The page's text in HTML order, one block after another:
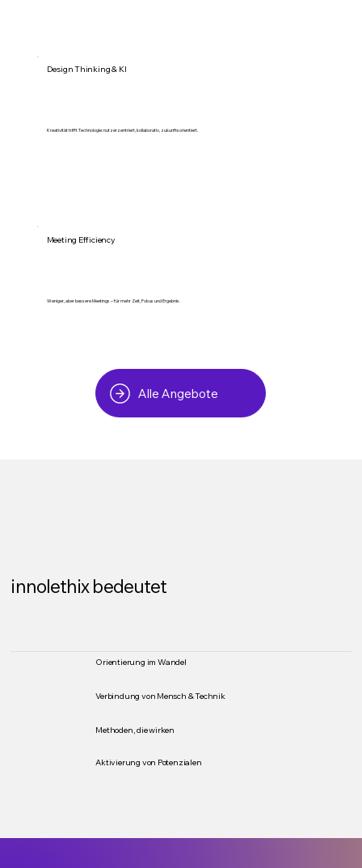
Kreativität trifft Technologie: nutzerzentriert, kollaborativ, zukunftsorientiert.
Design Thinking & KI
Weniger, aber bessere Meetings – für mehr Zeit, Fokus und Ergebnis.
Meeting Efficiency
Alle Angebote
innolethix bedeutet
Orientierung im Wandel
Verbindung von Mensch & Technik
Methoden, die wirken
Aktivierung von Potenzialen